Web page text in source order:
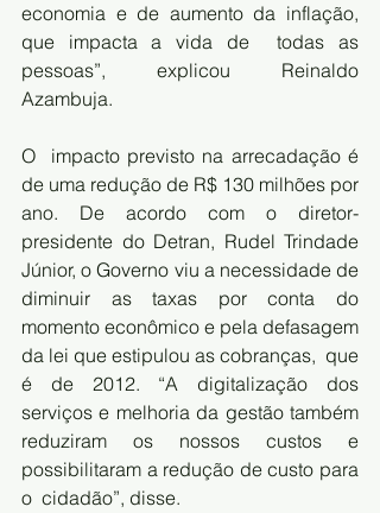
economia e de aumento da inflação,
que impacta a vida de  todas as
pessoas”, explicou Reinaldo
Azambuja.
O  impacto previsto na arrecadação é
de uma redução de R$ 130 milhões por
ano. De acordo com o diretor-
presidente do Detran, Rudel Trindade
Júnior, o Governo viu a necessidade de
diminuir as taxas por conta do
momento econômico e pela defasagem
da lei que estipulou as cobranças,  que
é de 2012. “A digitalização dos
serviços e melhoria da gestão também
reduziram os nossos custos e
possibilitaram a redução de custo para
o  cidadão”, disse.